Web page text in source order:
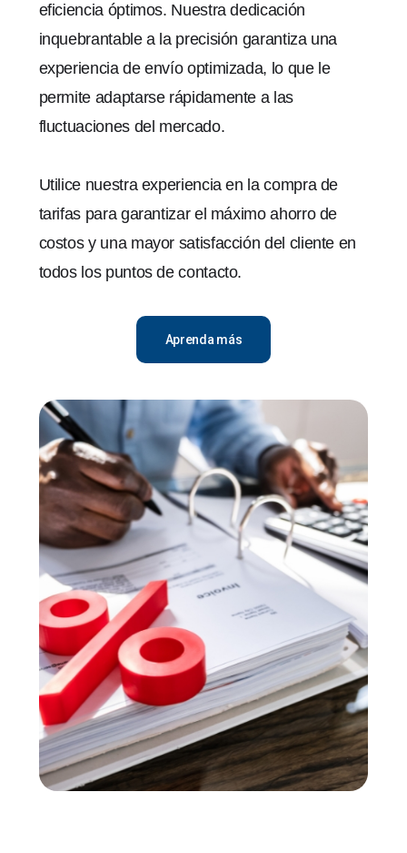
eficiencia óptimos. Nuestra dedicación
inquebrantable a la precisión garantiza una
experiencia de envío optimizada, lo que le
permite adaptarse rápidamente a las
fluctuaciones del mercado.
Utilice nuestra experiencia en la compra de
tarifas para garantizar el máximo ahorro de
costos y una mayor satisfacción del cliente en
todos los puntos de contacto.
Aprenda más